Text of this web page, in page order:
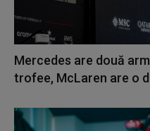
Mercedes are două
trofee, McLaren are o